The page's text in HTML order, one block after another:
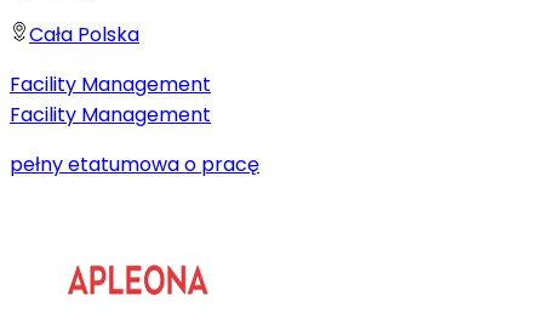
Cała Polska
Facility Management
Facility Management
pełny etatumowa o pracę